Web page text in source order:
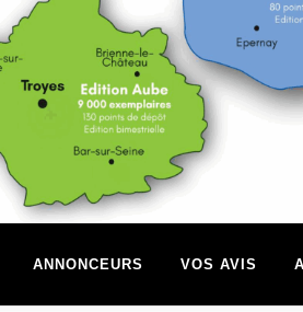
ANNONCEURS VOS AVIS